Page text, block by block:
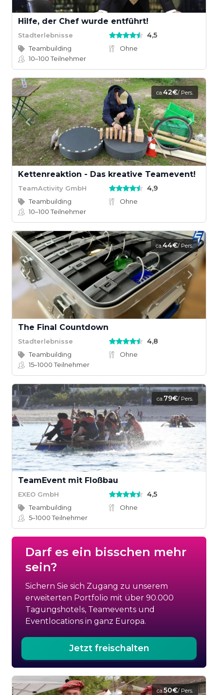
Hilfe, der Chef wurde entführt!
Stadterlebnisse 4,5
Teambuilding
Ohne
10–100Teilnehmer
ca.42€/ Pers.
Kettenreaktion - Das kreative Teamevent!
TeamActivity GmbH 4,9
Teambuilding
Ohne
10–100Teilnehmer
ca.44€/ Pers.
The Final Countdown
Stadterlebnisse 4,8
Teambuilding
Ohne
15–1000Teilnehmer
ca.79€/ Pers.
TeamEvent mit Floßbau
EXEO GmbH 4,5
Teambuilding
Ohne
5–1000Teilnehmer
Darf es ein bisschen mehr
sein?
Sichern Sie sich Zugang zu unserem
erweiterten Portfolio mit über 90.000
Tagungshotels, Teamevents und
Eventlocations in ganz Europa.
Jetzt freischalten
ca.50€/ Pers.